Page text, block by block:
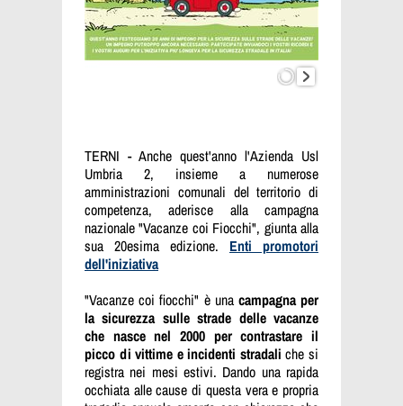
TERNI - Anche quest'anno l'Azienda Usl
Umbria 2, insieme a numerose
amministrazioni comunali del territorio di
competenza, aderisce alla campagna
nazionale "Vacanze coi Fiocchi", giunta alla
sua 20esima edizione. Enti promotori
dell'iniziativa
"Vacanze coi fiocchi" è una campagna per
la sicurezza sulle strade delle vacanze
che nasce nel 2000 per contrastare il
picco di vittime e incidenti stradali che si
registra nei mesi estivi. Dando una rapida
occhiata alle cause di questa vera e propria